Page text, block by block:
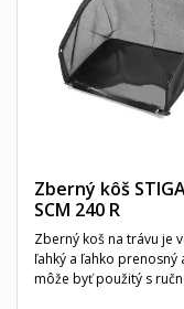
Zberný kôš
SCM 240 R
Zberný koš na trávu je
ľahký a ľahko prenosný
môže byť použitý s